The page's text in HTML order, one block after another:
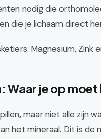
nodig die
die je lichaam direct
Magnesium, Zink
Waar je op
maar niet alle zijn
het mineraal. Dit is de